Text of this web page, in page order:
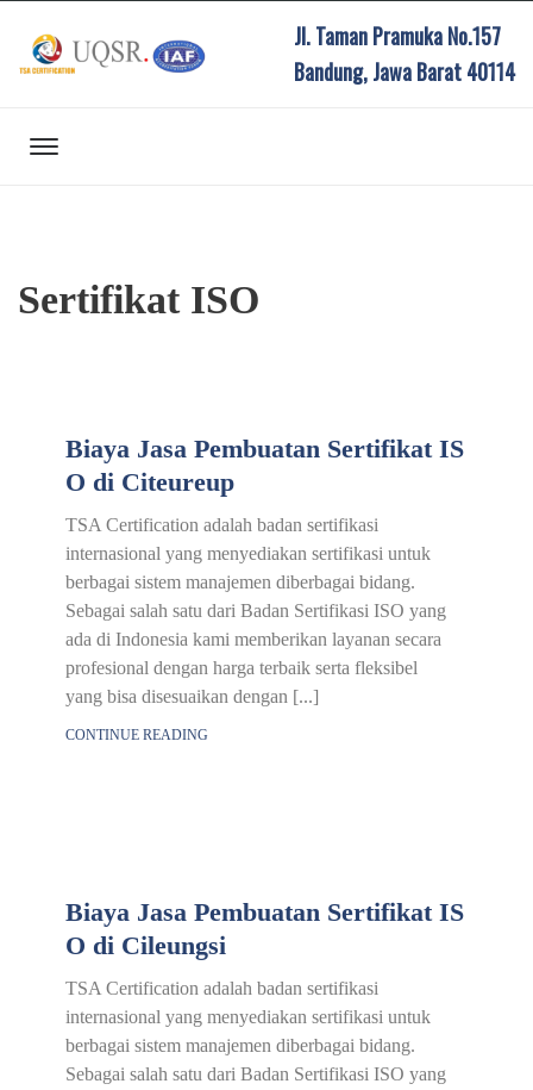
Jl. Taman Pramuka No.157
Bandung, Jawa Barat 40114
Sertifikat ISO
Biaya Jasa Pembuatan Sertifikat IS
O di Citeureup
TSA Certification adalah badan sertifikasi
internasional yang menyediakan sertifikasi untuk
berbagai sistem manajemen diberbagai bidang.
Sebagai salah satu dari Badan Sertifikasi ISO yang
ada di Indonesia kami memberikan layanan secara
profesional dengan harga terbaik serta fleksibel
yang bisa disesuaikan dengan [...]
CONTINUE READING
Biaya Jasa Pembuatan Sertifikat IS
O di Cileungsi
TSA Certification adalah badan sertifikasi
internasional yang menyediakan sertifikasi untuk
berbagai sistem manajemen diberbagai bidang.
Sebagai salah satu dari Badan Sertifikasi ISO yang